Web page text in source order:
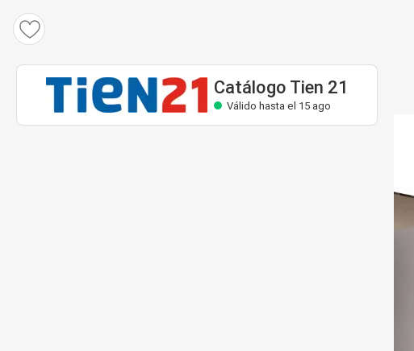
Catálogo Tien 21
Válido hasta el 15 ago